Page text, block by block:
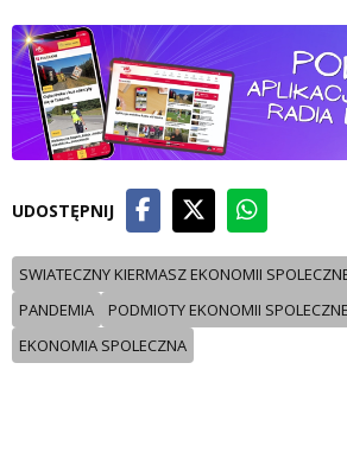
UDOSTĘPNIJ
SWIATECZNY KIERMASZ EKONOMII
PANDEMIA
PODMIOTY EKONOMII
EKONOMIA SPOLECZNA